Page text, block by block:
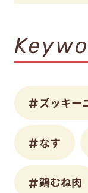
ズッキー
なす
鶏むね肉